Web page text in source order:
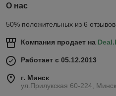
О нас
50% положительных из 6 отзывов
Компания продает на
Работает с 05.12.2013
г. Минск
ул.Прилукская 60-224,